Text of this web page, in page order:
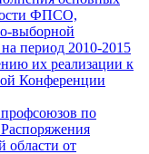
ФПСО,
выборной
период 2010-2015
их реализации к
Конференции
профсоюзов по
области от